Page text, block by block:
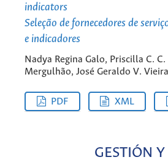
indicators
Seleção de fornecedores de
e indicadores
Nadya Regina Galo, Priscilla C.
Mergulhão, José Geraldo V. Vieira
PDF XML
GESTIÓN